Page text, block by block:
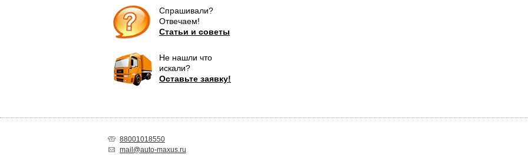
Спрашивали?
Отвечаем!
Статьи и советы
Не нашли что
искали?
Оставьте заявку!
88001018550
mail@auto-maxus.ru